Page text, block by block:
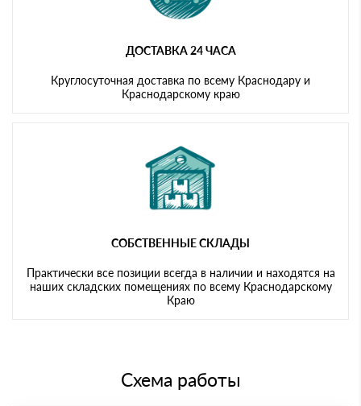
ДОСТАВКА 24 ЧАСА
Круглосуточная доставка по всему Краснодару и
Краснодарскому краю
СОБСТВЕННЫЕ СКЛАДЫ
Практически все позиции всегда в наличии и находятся на
наших складских помещениях по всему Краснодарскому
Краю
Схема работы